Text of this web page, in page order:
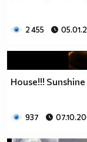
2 455
House!!!
937